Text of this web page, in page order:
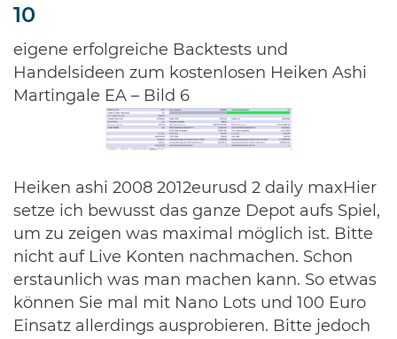
10
eigene erfolgreiche Backtests und
Handelsideen zum kostenlosen Heiken Ashi
Martingale EA – Bild 6
Heiken ashi 2008 2012eurusd 2 daily maxHier
setze ich bewusst das ganze Depot aufs Spiel,
um zu zeigen was maximal möglich ist. Bitte
nicht auf Live Konten nachmachen. Schon
erstaunlich was man machen kann. So etwas
können Sie mal mit Nano Lots und 100 Euro
Einsatz allerdings ausprobieren. Bitte jedoch